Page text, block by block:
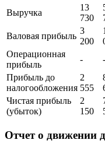
Выручка
13
730
Валовая прибыль
3
200
Операционная
прибыль
- -
Прибыль до
налогообложения
2
555
Чистая прибыль
(убыток)
2
150
Отчет о движении